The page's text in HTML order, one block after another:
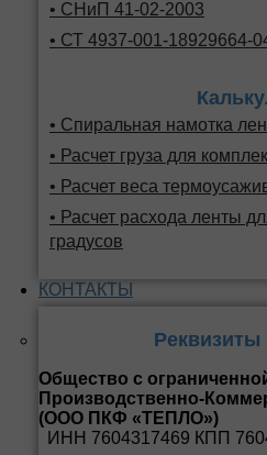
• СНиП 41-02-2003
• СТ 4937-001-18929664-
• Спиральная намотка
• Расчет груза для
• Расчет веса
• Расчет расхода ленты
градусов
КОНТАКТЫ
Общество с
Производственно-
(ООО ПКФ «ТЕПЛО»)
ИНН 7604317469 КПП